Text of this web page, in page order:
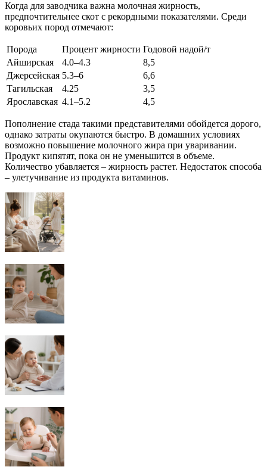
Когда для заводчика важна молочная жирность,
предпочтительнее скот с рекордными показателями. Среди
коровьих пород отмечают:
Порода Процент жирности Годовой надой/т
Айширская
4.0–4.3
8,5
Джерсейская 5.3–6
6,6
Тагильская
4.25
3,5
Ярославская 4.1–5.2 4,5
Пополнение стада такими представителями обойдется дорого,
однако затраты окупаются быстро. В домашних условиях
возможно повышение молочного жира при уваривании.
Продукт кипятят, пока он не уменьшится в объеме.
Количество убавляется – жирность растет. Недостаток способа
– улетучивание из продукта витаминов.